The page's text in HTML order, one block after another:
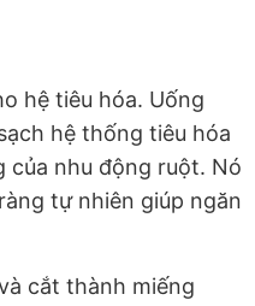
hệ tiêu hóa. Uống
hệ thống tiêu hóa
của nhu động ruột. Nó
tự nhiên giúp ngăn
cắt thành miếng